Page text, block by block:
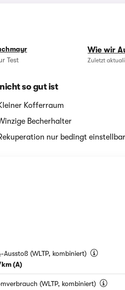
Wie wir
Zuletzt
Test
so gut ist
Kofferraum
Becherhalter
nur bedingt einstellbar
Ausstoß (WLTP, kombiniert)
(A)
(WLTP, kombiniert)